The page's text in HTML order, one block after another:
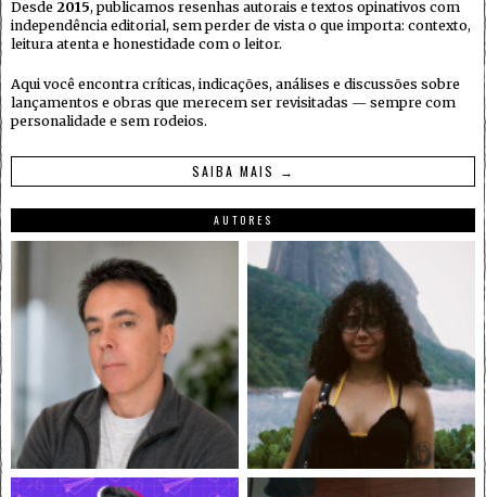
Desde 2015, publicamos resenhas autorais e textos opinativos com
independência editorial, sem perder de vista o que importa: contexto,
leitura atenta e honestidade com o leitor.
Aqui você encontra críticas, indicações, análises e discussões sobre
lançamentos e obras que merecem ser revisitadas — sempre com
personalidade e sem rodeios.
SAIBA MAIS →
AUTORES